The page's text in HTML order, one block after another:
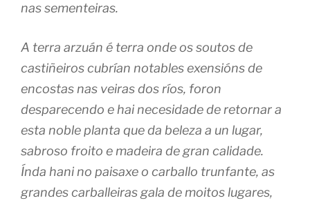
nas sementeiras.
A terra arzuán é terra onde os soutos de
castiñeiros cubrían notables exensións de
encostas nas veiras dos ríos, foron
desparecendo e hai necesidade de retornar a
esta noble planta que da beleza a un lugar,
sabroso froito e madeira de gran calidade.
Índa hani no paisaxe o carballo trunfante, as
grandes carballeiras gala de moitos lugares,